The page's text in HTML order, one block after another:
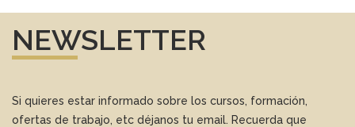
NEWSLETTER
Si quieres estar informado sobre los cursos, formación,
ofertas de trabajo, etc déjanos tu email. Recuerda que